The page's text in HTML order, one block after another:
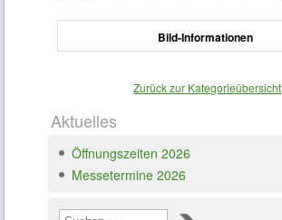
Loading ...
Bild-Informationen
Zurück zur Kategorieübersicht
Aktuelles
Öffnungszeiten 2026
Messetermine 2026